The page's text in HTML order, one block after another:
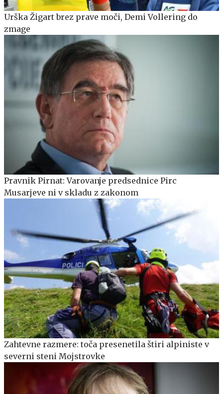
Urška Žigart brez prave moči, Demi Vollering do
zmage
Pravnik Pirnat: Varovanje predsednice Pirc
Musarjeve ni v skladu z zakonom
Zahtevne razmere: toča presenetila štiri alpiniste v
severni steni Mojstrovke